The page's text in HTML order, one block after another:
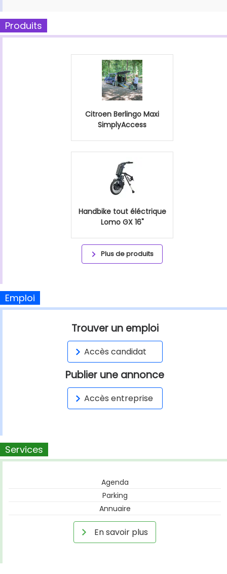
Produits
Citroen Berlingo Maxi
SimplyAccess
Handbike tout éléctrique
Lomo GX 16"
Plus de produits
Emploi
Trouver un emploi
Accès candidat
Publier une annonce
Accès entreprise
Services
Agenda
Parking
Annuaire
En savoir plus